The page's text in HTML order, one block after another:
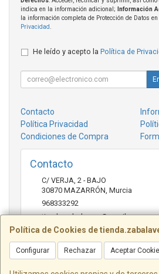
Política de Cookies de
Configurar Rechazar Aceptar
indica en la información adicional;
Información
la información completa de Protección de Datos
Privacidad.
He leído y acepto la Política de
Contacto
Política Privacidad
Condiciones de Compra
Contacto
C/ VERJA, 2 - BAJO
30870 MAZARRÓN, Murcia
968333292
tienda.zabalavera@gmail.com
Horario
9:30-14:00 y 17:30-20:00